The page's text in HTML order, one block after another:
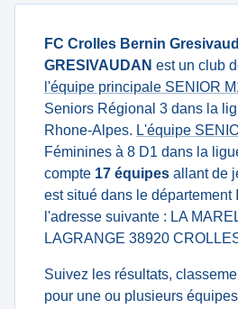
FC Crolles Bernin
GRESIVAUDAN est un club
l'équipe principale SENIOR
Seniors Régional 3 dans la
Rhone-Alpes. L'équipe
Féminines à 8 D1 dans la
compte 17 équipes allant de
est situé dans le département
l'adresse suivante : LA
LAGRANGE 38920
Suivez les résultats,
pour une ou plusieurs